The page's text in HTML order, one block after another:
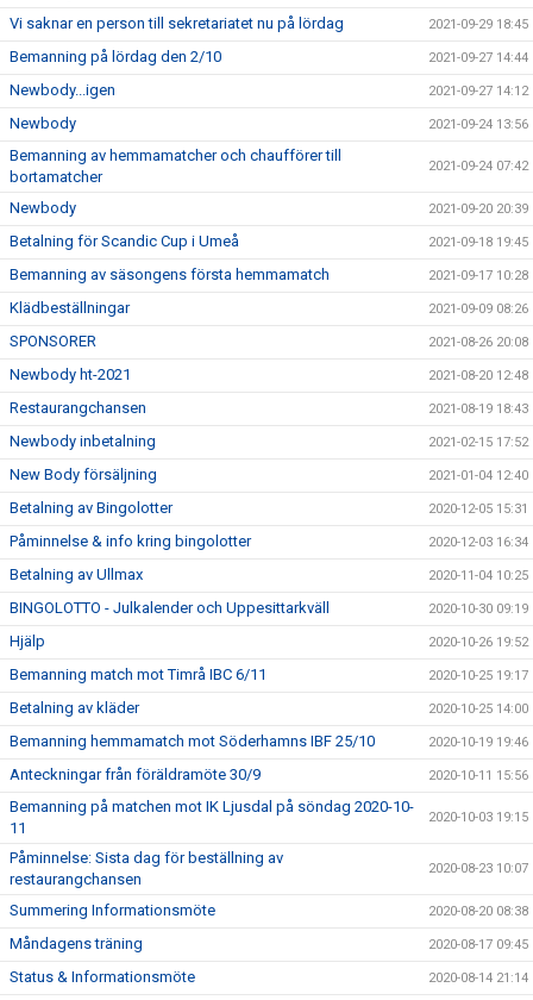
Vi saknar en person till sekretariatet nu på lördag 2021-09-29 18:45
Bemanning på lördag den 2/10 2021-09-27 14:44
Newbody...igen 2021-09-27 14:12
Newbody 2021-09-24 13:56
Bemanning av hemmamatcher och chaufförer till
bortamatcher
2021-09-24 07:42
Newbody 2021-09-20 20:39
Betalning för Scandic Cup i Umeå 2021-09-18 19:45
Bemanning av säsongens första hemmamatch 2021-09-17 10:28
Klädbeställningar 2021-09-09 08:26
SPONSORER 2021-08-26 20:08
Newbody ht-2021 2021-08-20 12:48
Restaurangchansen 2021-08-19 18:43
Newbody inbetalning 2021-02-15 17:52
New Body försäljning 2021-01-04 12:40
Betalning av Bingolotter 2020-12-05 15:31
Påminnelse & info kring bingolotter 2020-12-03 16:34
Betalning av Ullmax 2020-11-04 10:25
BINGOLOTTO - Julkalender och Uppesittarkväll 2020-10-30 09:19
Hjälp 2020-10-26 19:52
Bemanning match mot Timrå IBC 6/11 2020-10-25 19:17
Betalning av kläder 2020-10-25 14:00
Bemanning hemmamatch mot Söderhamns IBF 25/10 2020-10-19 19:46
Anteckningar från föräldramöte 30/9 2020-10-11 15:56
Bemanning på matchen mot IK Ljusdal på söndag 2020-10-
11
2020-10-03 19:15
Påminnelse: Sista dag för beställning av
restaurangchansen
2020-08-23 10:07
Summering Informationsmöte 2020-08-20 08:38
Måndagens träning 2020-08-17 09:45
Status & Informationsmöte 2020-08-14 21:14